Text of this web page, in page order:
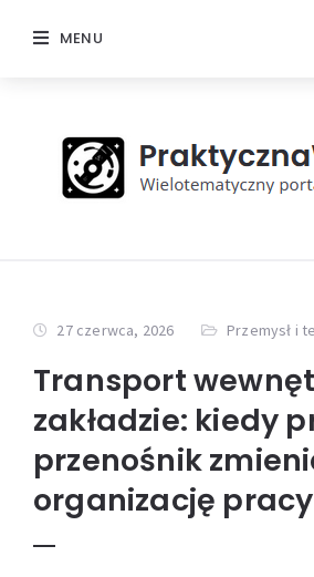
MENU
27 czerwca, 2026 Przemysł i
Transport
zakładzie: kiedy
przenośnik
organizację